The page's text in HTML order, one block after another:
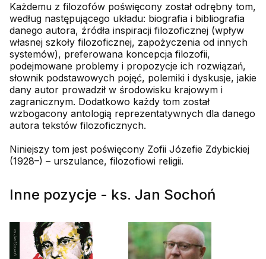
Każdemu z filozofów poświęcony został odrębny tom,
według następującego układu: biografia i bibliografia
danego autora, źródła inspiracji filozoficznej (wpływ
własnej szkoły filozoficznej, zapożyczenia od innych
systemów), preferowana koncepcja filozofii,
podejmowane problemy i propozycje ich rozwiązań,
słownik podstawowych pojęć, polemiki i dyskusje, jakie
dany autor prowadził w środowisku krajowym i
zagranicznym. Dodatkowo każdy tom został
wzbogacony antologią reprezentatywnych dla danego
autora tekstów filozoficznych.
Niniejszy tom jest poświęcony Zofii Józefie Zdybickiej
(1928–) – urszulance, filozofiowi religii.
Inne pozycje - ks. Jan Sochoń